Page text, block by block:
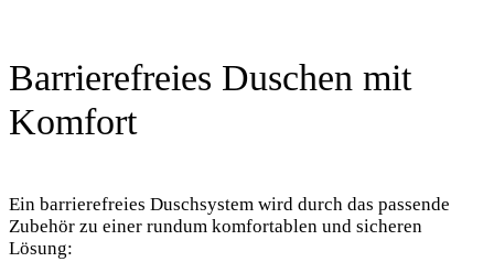
Barrierefreies Duschen mit
Komfort
Ein barrierefreies Duschsystem wird durch das passende
Zubehör zu einer rundum komfortablen und sicheren
Lösung: